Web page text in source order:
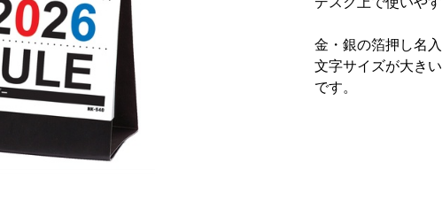
金・銀の箔押し名入
文字サイズが大き
です。